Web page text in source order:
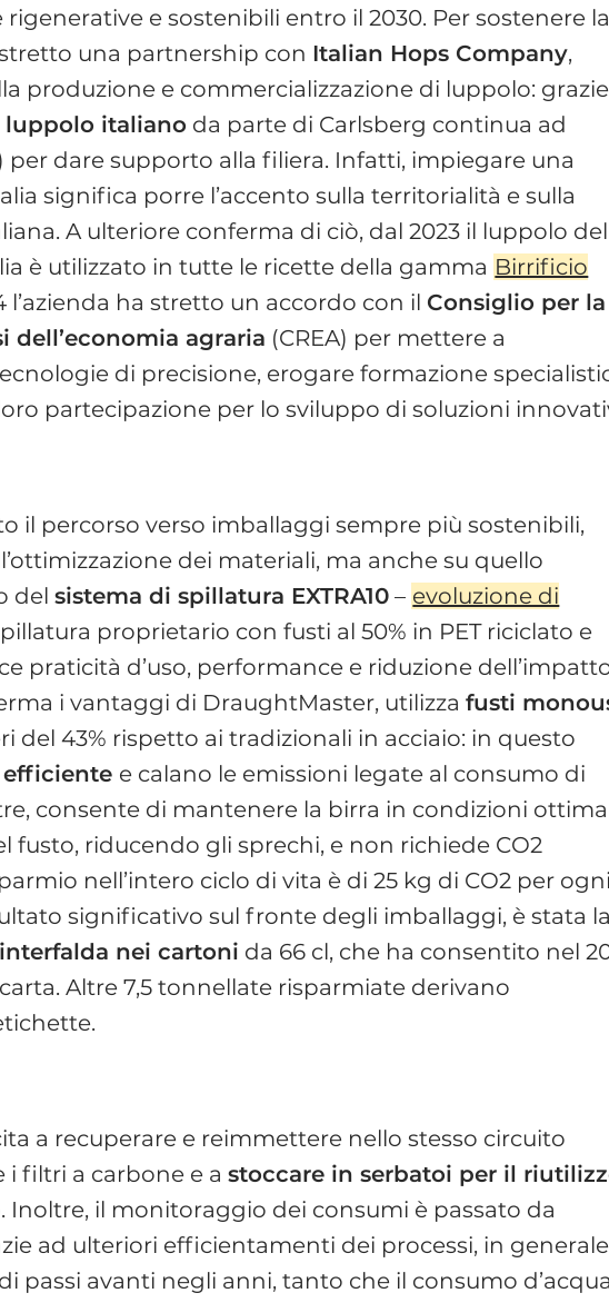
e sostenibili entro il 2030. Per sostenere
una partnership con Italian Hops Company,
produzione e commercializzazione di luppolo: grazie
luppolo italiano da parte di Carlsberg continua ad
per dare supporto alla filiera. Infatti, impiegare una
significa porre l’accento sulla territorialità e sulla
A ulteriore conferma di ciò, dal 2023 il luppolo
è utilizzato in tutte le ricette della gamma Birrificio
l’azienda ha stretto un accordo con il Consiglio per la
dell’economia agraria (CREA) per mettere a
di precisione, erogare formazione
partecipazione per lo sviluppo di soluzioni
il percorso verso imballaggi sempre più sostenibili,
dei materiali, ma anche su quello
delsistema di spillatura EXTRA10 – evoluzione di
proprietario con fusti al 50% in PET riciclato e
praticità d’uso, performance e riduzione
i vantaggi di DraughtMaster, utilizzafusti
del 43% rispetto ai tradizionali in acciaio: in questo
e calano le emissioni legate al consumo di
consente di mantenere la birra in condizioni
fusto, riducendo gli sprechi, e non richiede CO2
nell’intero ciclo di vita è di 25 kg di CO2 per
significativo sul fronte degli imballaggi, è stata
nei cartoni da 66 cl, che ha consentito nel
Altre 7,5 tonnellate risparmiate derivano
a recuperare e reimmettere nello stesso circuito
i filtri a carbone e astoccare in serbatoi per il
Inoltre, il monitoraggio dei consumi è passato da
ad ulteriori efficientamenti dei processi, in
passi avanti negli anni, tanto che il consumo